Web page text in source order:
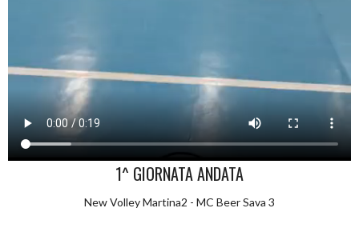
1^ GIORNATA ANDATA
New Volley Martina2 - MC Beer Sava 3